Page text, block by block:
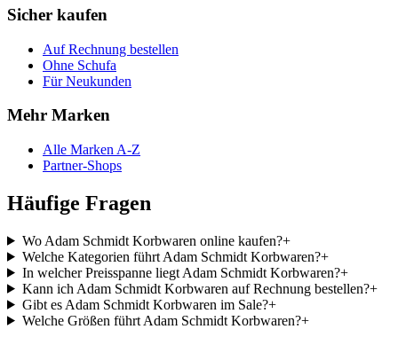
Sicher kaufen
Auf Rechnung bestellen
Ohne Schufa
Für Neukunden
Mehr Marken
Alle Marken A-Z
Partner-Shops
Häufige Fragen
Wo Adam Schmidt Korbwaren online kaufen?+
Welche Kategorien führt Adam Schmidt Korbwaren?+
In welcher Preisspanne liegt Adam Schmidt Korbwaren?+
Kann ich Adam Schmidt Korbwaren auf Rechnung bestellen?+
Gibt es Adam Schmidt Korbwaren im Sale?+
Welche Größen führt Adam Schmidt Korbwaren?+